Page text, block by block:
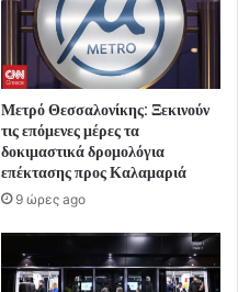
Μετρό Θεσσαλονίκης: Ξεκινούν
τις επόμενες μέρες τα
δοκιμαστικά δρομολόγια
επέκτασης προς Καλαμαριά
9 ώρες ago